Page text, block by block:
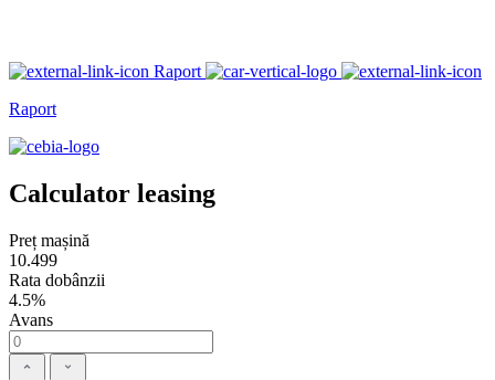
Raport
Raport
Calculator leasing
Preț mașină
10.499
Rata dobânzii
4.5%
Avans